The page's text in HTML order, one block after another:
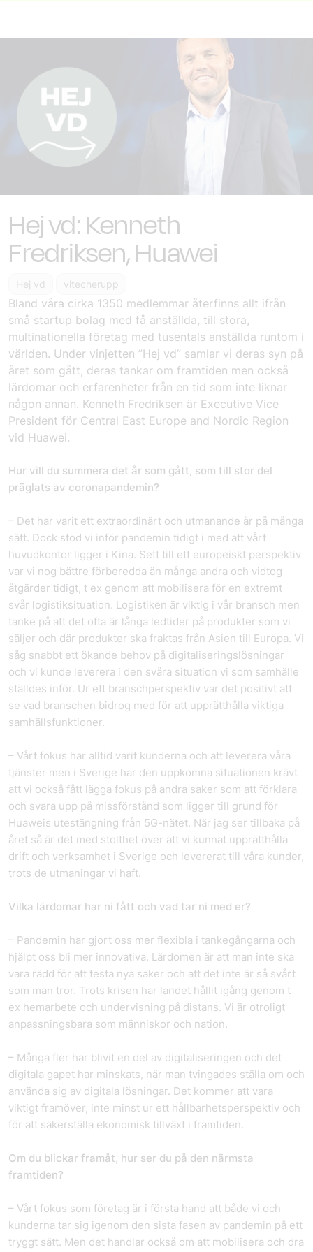
Hej vd: Kenneth
Fredriksen, Huawei
Hej vd vitecherupp
Bland våra cirka 1350 medlemmar återfinns allt ifrån
små startup bolag med få anställda, till stora,
multinationella företag med tusentals anställda runtom i
världen. Under vinjetten ”Hej vd” samlar vi deras syn på
året som gått, deras tankar om framtiden men också
lärdomar och erfarenheter från en tid som inte liknar
någon annan. Kenneth Fredriksen är Executive Vice
President för Central East Europe and Nordic Region
vid Huawei.
Hur vill du summera det år som gått, som till stor del
präglats av coronapandemin?
– Det har varit ett extraordinärt och utmanande år på många
sätt. Dock stod vi inför pandemin tidigt i med att vårt
huvudkontor ligger i Kina. Sett till ett europeiskt perspektiv
var vi nog bättre förberedda än många andra och vidtog
åtgärder tidigt, t ex genom att mobilisera för en extremt
svår logistiksituation. Logistiken är viktig i vår bransch men
tanke på att det ofta är långa ledtider på produkter som vi
säljer och där produkter ska fraktas från Asien till Europa. Vi
såg snabbt ett ökande behov på digitaliseringslösningar
och vi kunde leverera i den svåra situation vi som samhälle
ställdes inför. Ur ett branschperspektiv var det positivt att
se vad branschen bidrog med för att upprätthålla viktiga
samhällsfunktioner.
– Vårt fokus har alltid varit kunderna och att leverera våra
tjänster men i Sverige har den uppkomna situationen krävt
att vi också fått lägga fokus på andra saker som att förklara
och svara upp på missförstånd som ligger till grund för
Huaweis utestängning från 5G-nätet. När jag ser tillbaka på
året så är det med stolthet över att vi kunnat upprätthålla
drift och verksamhet i Sverige och levererat till våra kunder,
trots de utmaningar vi haft.
Vilka lärdomar har ni fått och vad tar ni med er?
– Pandemin har gjort oss mer flexibla i tankegångarna och
hjälpt oss bli mer innovativa. Lärdomen är att man inte ska
vara rädd för att testa nya saker och att det inte är så svårt
som man tror. Trots krisen har landet hållit igång genom t
ex hemarbete och undervisning på distans. Vi är otroligt
anpassningsbara som människor och nation.
– Många fler har blivit en del av digitaliseringen och det
digitala gapet har minskats, när man tvingades ställa om och
använda sig av digitala lösningar. Det kommer att vara
viktigt framöver, inte minst ur ett hållbarhetsperspektiv och
för att säkerställa ekonomisk tillväxt i framtiden.
Om du blickar framåt, hur ser du på den närmsta
framtiden?
– Vårt fokus som företag är i första hand att både vi och
kunderna tar sig igenom den sista fasen av pandemin på ett
tryggt sätt. Men det handlar också om att mobilisera och dra